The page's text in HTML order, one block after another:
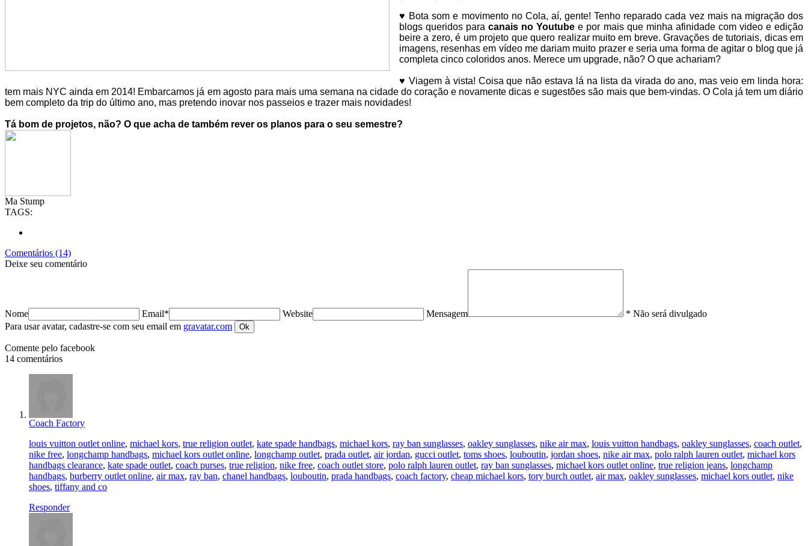
♥ Bota som e movimento no Cola, aí, gente! Tenho reparado cada vez mais na migração dos
blogs queridos paracanais no Youtube e por mais que minha afinidade com video e edição
beire a zero, é um projeto que quero realizar muito em breve. Gravações de tutoriais, dicas em
imagens, resenhas em vídeo me dariam muito prazer e seria uma forma de agitar o blog que já
completa cinco coloridos anos. Merece um upgrade, não? O que achariam?
♥ Viagem à vista! Coisa que não estava lá na lista da virada do ano, mas veio em linda hora:
tem mais NYC ainda em 2014! Embarcamos já em agosto para mais uma semana na cidade do coração e novamente dicas e sugestões são mais que bem-vindas. O Cola já tem um diário
bem completo da trip do último ano, mas pretendo inovar nos passeios e trazer mais novidades!
Tá bom de projetos, não? O que acha de também rever os planos para o seu semestre?
Ma Stump
TAGS:
Comentários (14)
Deixe seu comentário
Nome Email* Website Mensagem
* Não será divulgado
Para usar avatar, cadastre-se com seu email em gravatar.com
Comente pelo facebook
14 comentários
Coach Factory
louis vuitton outlet online, michael kors, true religion outlet, kate spade handbags, michael kors, ray ban sunglasses, oakley sunglasses, nike air max, louis vuitton handbags, oakley sunglasses, coach outlet,
nike free, longchamp handbags, michael kors outlet online, longchamp outlet, prada outlet, air jordan, gucci outlet, toms shoes, louboutin, jordan shoes, nike air max, polo ralph lauren outlet, michael kors
handbags clearance, kate spade outlet, coach purses, true religion, nike free, coach outlet store, polo ralph lauren outlet, ray ban sunglasses, michael kors outlet online, true religion jeans, longchamp
handbags, burberry outlet online, air max, ray ban, chanel handbags, louboutin, prada handbags, coach factory, cheap michael kors, tory burch outlet, air max, oakley sunglasses, michael kors outlet, nike
shoes, tiffany and co
Responder